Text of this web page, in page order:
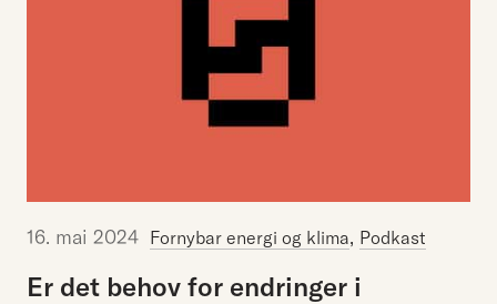
16. mai 2024 Fornybar energi og klima, Podkast
Er det behov for endringer i